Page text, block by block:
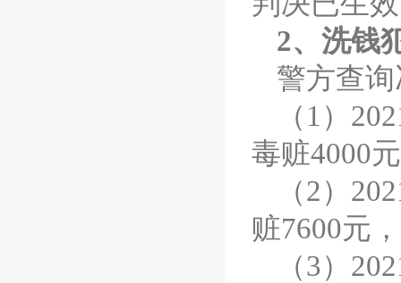
2、洗钱
警方查
（1）
毒赃4000
（2）
赃7600元
（3）